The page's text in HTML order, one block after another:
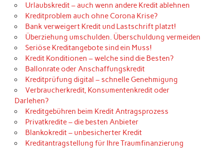
Urlaubskredit – auch wenn andere Kredit ablehnen
Kreditproblem auch ohne Corona Krise?
Bank verweigert Kredit und Lastschrift platzt!
Überziehung umschulden. Überschuldung vermeiden
Seriöse Kreditangebote sind ein Muss!
Kredit Konditionen – welche sind die Besten?
Ballonrate oder Anschaffungskredit
Kreditprüfung digital – schnelle Genehmigung
Verbraucherkredit, Konsumentenkredit oder
Darlehen?
Kreditgebühren beim Kredit Antragsprozess
Privatkredite – die besten Anbieter
Blankokredit – unbesicherter Kredit
Kreditantragstellung für Ihre Traumfinanzierung